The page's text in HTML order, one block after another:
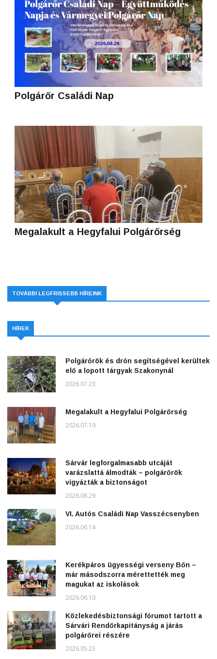
Polgárőr Családi Nap
Megalakult a Hegyfalui Polgárőrség
TOVÁBBI LEGFRISSEBB HÍREINK
HÍREK
Polgárőrök és drón segítségével kerültek
elő a lopott tárgyak Szakonynál
2026.07.23.
Megalakult a Hegyfalui Polgárőrség
2026.07.19.
Sárvár legforgalmasabb utcáját
varázslattá álmodták – polgárőrök
vigyázták a biztonságot
2026.06.29.
VI. Autós Családi Nap Vasszécsenyben
2026.06.14.
Kerékpáros ügyességi verseny Bőn –
már másodszorra mérettették meg
magukat az iskolások
2026.06.10.
Közlekedésbiztonsági fórumot tartott a
Sárvári Rendőrkapitányság a járás
polgárőrei részére
2026.05.23.